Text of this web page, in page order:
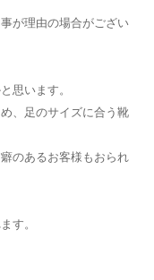
が理由の場合がござい
思います。
、足のサイズに合う靴
のあるお客様もおられ
す。